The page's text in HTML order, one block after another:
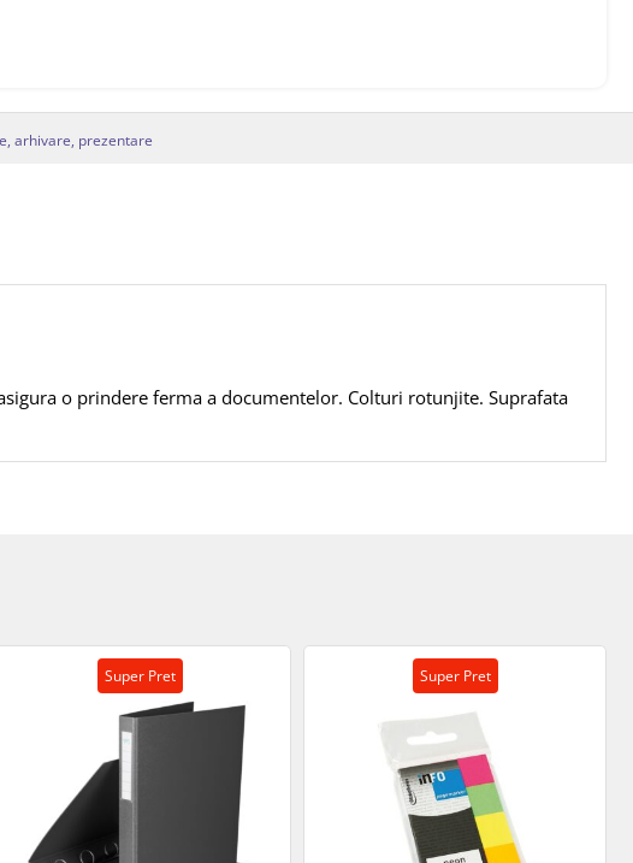
arhivare, prezentare
o prindere ferma a documentelor. Colturi rotunjite. Suprafata
Super Pret Super Pret